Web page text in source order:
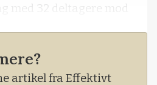
med 32 deltagere mod
artikel fra Effektivt